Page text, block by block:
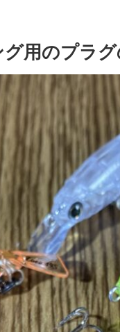
グ用のプラ